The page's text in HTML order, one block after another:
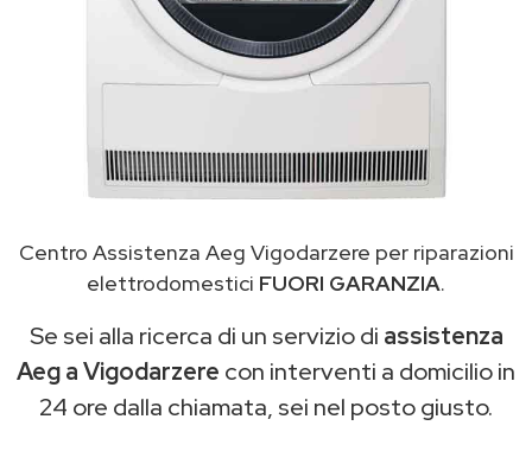
Centro Assistenza Aeg Vigodarzere per riparazioni
elettrodomestici FUORI GARANZIA.
Se sei alla ricerca di un servizio di assistenza
Aeg a Vigodarzere con interventi a domicilio in
24 ore dalla chiamata, sei nel posto giusto.